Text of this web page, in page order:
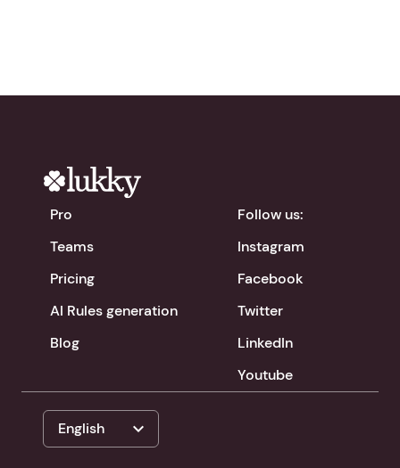
Pro
Teams
Pricing
AI Rules generation
Blog
Follow us:
Instagram
Facebook
Twitter
LinkedIn
Youtube
English expand_more